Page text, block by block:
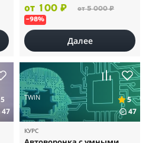
от 100 ₽ от 5 000 ₽
–98%
Далее
5
47
TWIN
5
47
КУРС